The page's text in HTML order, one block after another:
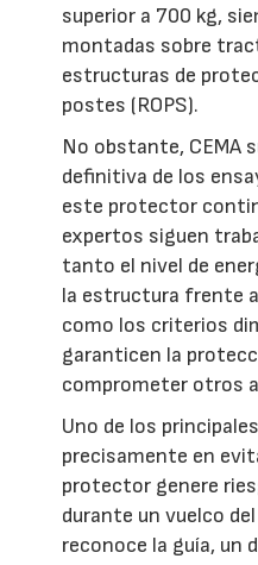
superior a 700 kg,
montadas sobre
estructuras de
postes (ROPS).
No obstante, CEMA
definitiva de los
este protector
expertos siguen
tanto el nivel de
la estructura frente
como los criterios
garanticen la
comprometer otros
Uno de los
precisamente en
protector genere
durante un vuelco
reconoce la guía, un